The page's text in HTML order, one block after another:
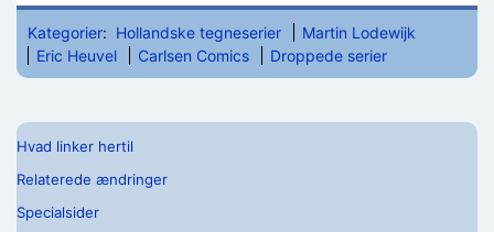
Kategorier: Hollandske tegneserier
Martin Lodewijk
Eric Heuvel
Carlsen Comics Droppede serier
Hvad linker hertil
Relaterede ændringer
Specialsider